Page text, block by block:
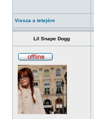
Vissza a tetejére
Lil Snape Dogg